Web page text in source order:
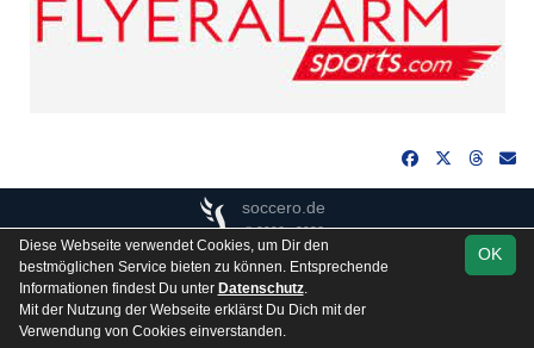
soccero.de
© 2006 - 2026
Besucherstatistik Kontakt Impressum
Gästebuch
Datenschutz
OK
Diese Webseite verwendet Cookies, um Dir den
bestmöglichen Service bieten zu können. Entsprechende
Informationen findest Du unter Datenschutz.
Mit der Nutzung der Webseite erklärst Du Dich mit der
Verwendung von Cookies einverstanden.